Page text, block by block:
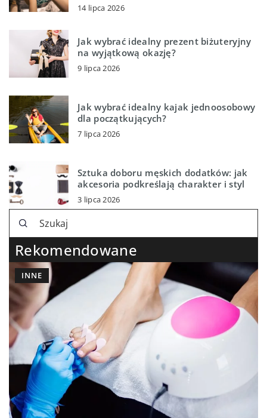
14 lipca 2026
Jak wybrać idealny prezent biżuteryjny
na wyjątkową okazję?
9 lipca 2026
Jak wybrać idealny kajak jednoosobowy
dla początkujących?
7 lipca 2026
Sztuka doboru męskich dodatków: jak
akcesoria podkreślają charakter i styl
3 lipca 2026
Rekomendowane
INNE